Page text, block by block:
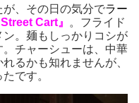
、その日の気分でラー
Cart』
。フライド
。麺もしっかりコシが
チャーシューは、中華
るかも知れませんが、
です。